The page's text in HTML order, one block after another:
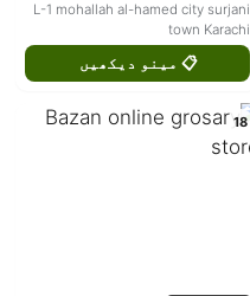
L-1 mohallah al-hamed city surjani
town Karachi
📋 مینو دیکھیں
18